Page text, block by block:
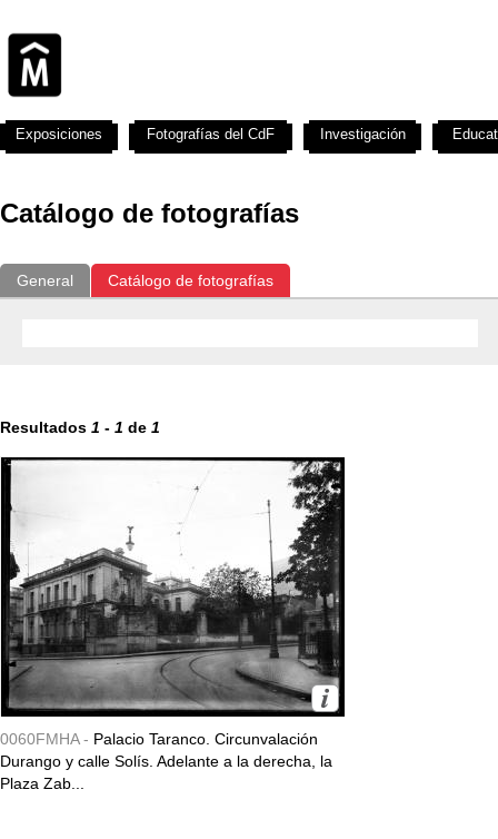
Catálogo de fotografías
General Catálogo de fotografías
Resultados 1 - 1 de 1
0060FMHA - Palacio Taranco. Circunvalación
Durango y calle Solís. Adelante a la derecha, la
Plaza Zab...
Exposiciones Fotografías del CdF Investigación